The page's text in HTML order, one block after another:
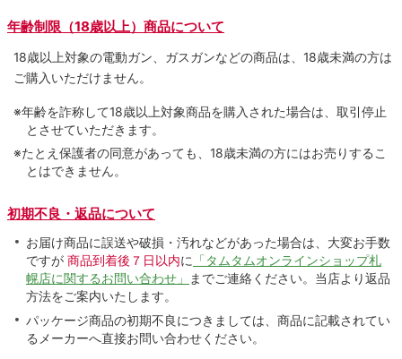
年齢制限（18歳以上）商品について
18歳以上対象の電動ガン、ガスガンなどの商品は、18歳未満の方は
ご購入いただけません。
※年齢を詐称して18歳以上対象商品を購入された場合は、取引停止
とさせていただきます。
※たとえ保護者の同意があっても、18歳未満の方にはお売りするこ
とはできません。
初期不良・返品について
お届け商品に誤送や破損・汚れなどがあった場合は、大変お手数
ですが 商品到着後７日以内に 「タムタムオンラインショップ札
幌店に関するお問い合わせ」
までご連絡ください。当店より返品
方法をご案内いたします。
パッケージ商品の初期不良につきましては、商品に記載されてい
るメーカーへ直接お問い合わせください。